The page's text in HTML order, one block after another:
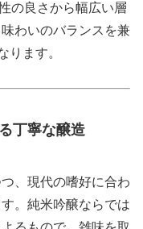
の良さから幅広い層
わいのバランスを兼
ります。
丁寧な醸造
、現代の嗜好に合わ
。純米吟醸ならでは